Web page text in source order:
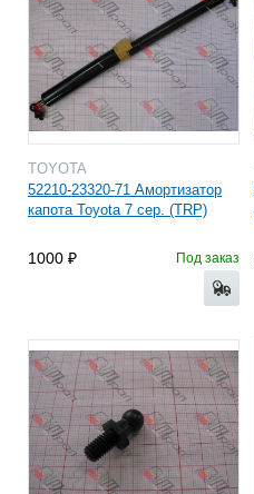
TOYOTA
52210-23320-71 Амортизатор
капота Toyota 7 сер. (TRP)
1000 Под заказ